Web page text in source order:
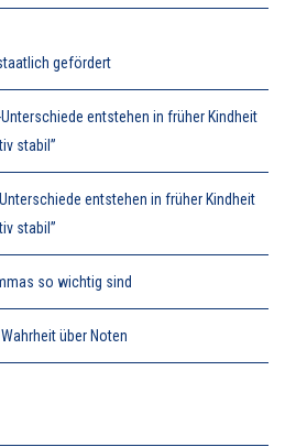
gefördert
entstehen in früher Kindheit
stabil”
entstehen in früher Kindheit
stabil”
so wichtig sind
über Noten